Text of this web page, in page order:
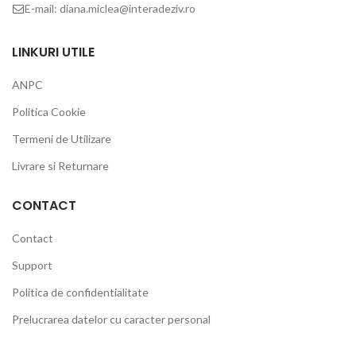
E-mail: diana.miclea@interadeziv.ro
LINKURI UTILE
ANPC
Politica Cookie
Termeni de Utilizare
Livrare si Returnare
CONTACT
Contact
Support
Politica de confidentialitate
Prelucrarea datelor cu caracter personal